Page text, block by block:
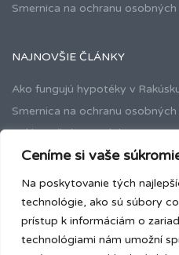
Ceníme si vaše
Na poskytovanie tých
technológie, ako sú súbory
prístup k informáciám o
technológiami nám umožní
Smernica na ochranu
NAJNOVŠIE ČLÁNKY
Ako fungujú hypotéky v
Smernica na ochranu
Reklamačný poriadok
NEHNUTEĽNOSTI
na predaj (9)